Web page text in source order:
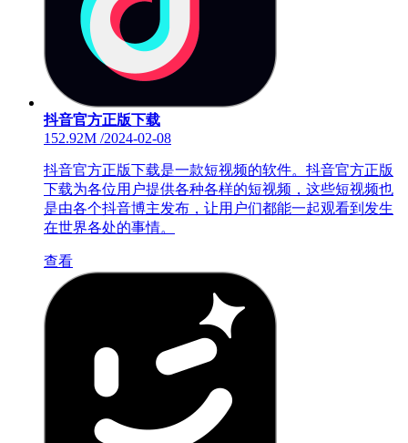
抖音官方正版下载
152.92M /2024-02-08
抖音官方正版下载是一款短视频的软件。抖音官方正版
下载为各位用户提供各种各样的短视频，这些短视频也
是由各个抖音博主发布，让用户们都能一起观看到发生
在世界各处的事情。
查看